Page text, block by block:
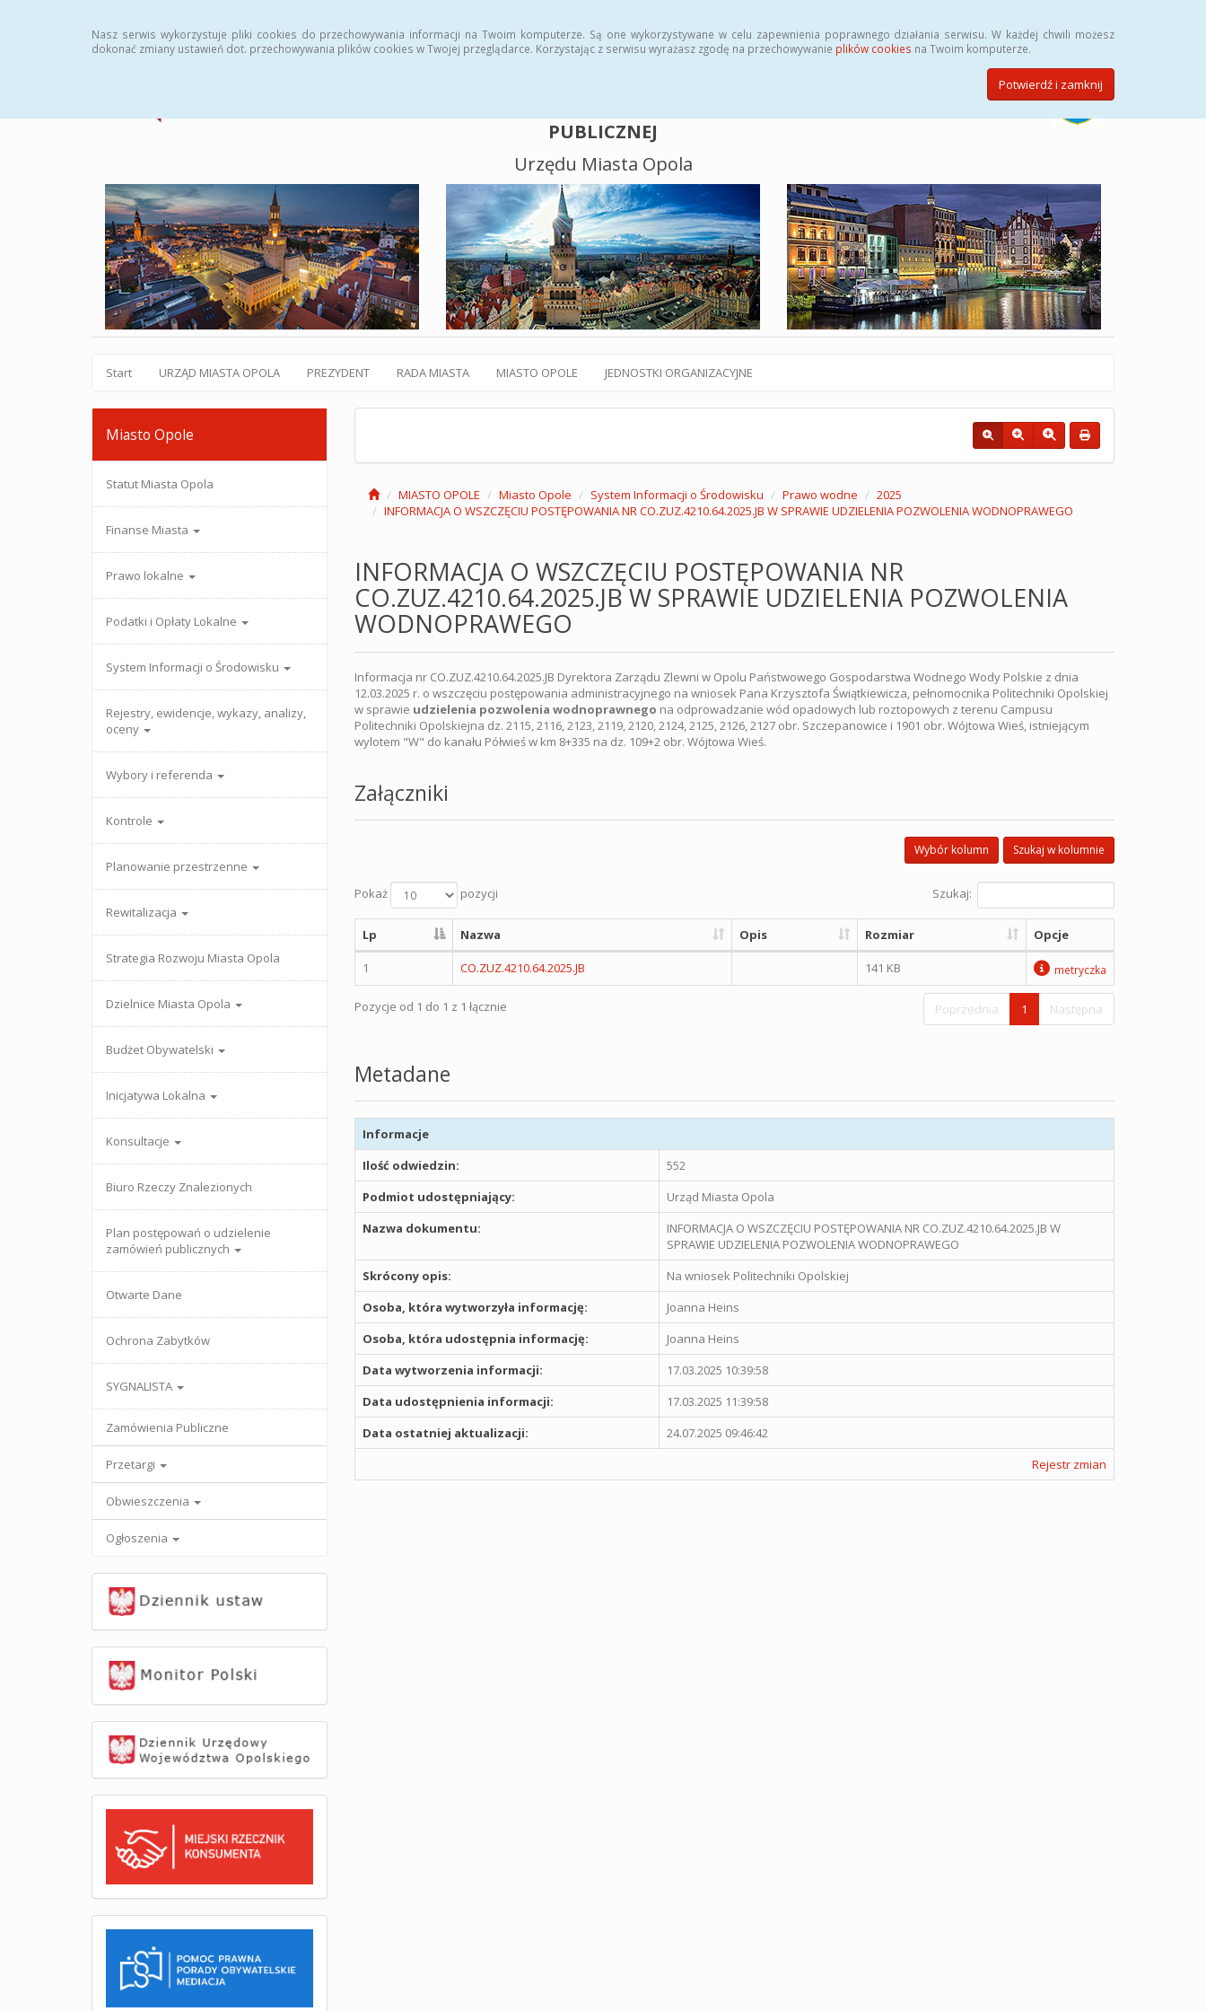
Nasz serwis wykorzystuje pliki cookies do przechowywania informacji na Twoim komputerze. Są one wykorzystywane w celu zapewnienia poprawnego działania serwisu. W każdej chwili możesz
dokonać zmiany ustawień dot. przechowywania plików cookies w Twojej przeglądarce. Korzystając z serwisu wyrażasz zgodę na przechowywanie plików cookies na Twoim komputerze.
Potwierdź i zamknij
PUBLICZNEJ
Urzędu Miasta Opola
Start URZĄD MIASTA OPOLA PREZYDENT RADA MIASTA MIASTO OPOLE JEDNOSTKI ORGANIZACYJNE
Miasto Opole
Statut Miasta Opola
Finanse Miasta
Prawo lokalne
Podatki i Opłaty Lokalne
System Informacji o Środowisku
Rejestry, ewidencje, wykazy, analizy,
oceny
Wybory i referenda
Kontrole
Planowanie przestrzenne
Rewitalizacja
Strategia Rozwoju Miasta Opola
Dzielnice Miasta Opola
Budżet Obywatelski
Inicjatywa Lokalna
Konsultacje
Biuro Rzeczy Znalezionych
Plan postępowań o udzielenie
zamówień publicznych
Otwarte Dane
Ochrona Zabytków
SYGNALISTA
Zamówienia Publiczne
Przetargi
Obwieszczenia
Ogłoszenia
MIASTO OPOLE Miasto Opole System Informacji o Środowisku Prawo wodne
2025
INFORMACJA O WSZCZĘCIU POSTĘPOWANIA NR CO.ZUZ.4210.64.2025.JB W SPRAWIE UDZIELENIA POZWOLENIA WODNOPRAWEGO
INFORMACJA O WSZCZĘCIU POSTĘPOWANIA NR
CO.ZUZ.4210.64.2025.JB W SPRAWIE UDZIELENIA POZWOLENIA
WODNOPRAWEGO
Informacja nr CO.ZUZ.4210.64.2025.JB Dyrektora Zarządu Zlewni w Opolu Państwowego Gospodarstwa Wodnego Wody Polskie z dnia
12.03.2025 r. o wszczęciu postępowania administracyjnego na wniosek Pana Krzysztofa Świątkiewicza, pełnomocnika Politechniki Opolskiej
w sprawie udzielenia pozwolenia wodnoprawnego na odprowadzanie wód opadowych lub roztopowych z terenu Campusu
Politechniki Opolskiejna dz. 2115, 2116, 2123, 2119, 2120, 2124, 2125, 2126, 2127 obr. Szczepanowice i 1901 obr. Wójtowa Wieś, istniejącym
wylotem "W" do kanału Półwieś w km 8+335 na dz. 109+2 obr. Wójtowa Wieś.
Załączniki
Szukaj w kolumnie
Wybór kolumn
Pokaż pozycji Szukaj:
Lp Nazwa Opis Rozmiar Opcje
1 CO.ZUZ.4210.64.2025.JB 141 KB metryczka
Pozycje od 1 do 1 z 1 łącznie Poprzednia 1 Następna
Metadane
Informacje
Ilość odwiedzin:
552
Podmiot udostępniający:
Urząd Miasta Opola
Nazwa dokumentu:
INFORMACJA O WSZCZĘCIU POSTĘPOWANIA NR CO.ZUZ.4210.64.2025.JB W
SPRAWIE UDZIELENIA POZWOLENIA WODNOPRAWEGO
Skrócony opis:
Na wniosek Politechniki Opolskiej
Osoba, która wytworzyła informację:
Joanna Heins
Osoba, która udostępnia informację:
Joanna Heins
Data wytworzenia informacji:
17.03.2025 10:39:58
Data udostępnienia informacji:
17.03.2025 11:39:58
Data ostatniej aktualizacji:
24.07.2025 09:46:42
Rejestr zmian